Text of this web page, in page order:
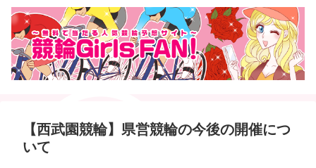
【西武園競輪】県営競輪の今後の開催につ
いて